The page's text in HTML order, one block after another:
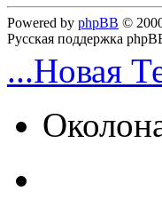
Powered by phpBB ©
Русская поддержка
...Новая